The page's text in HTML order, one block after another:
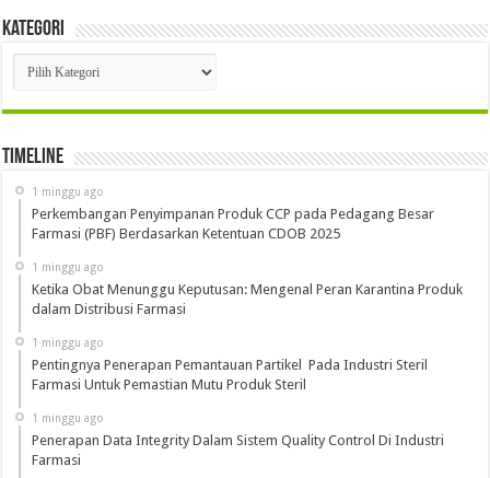
Kategori
Kategori
Timeline
1 minggu ago
Perkembangan Penyimpanan Produk CCP pada Pedagang Besar
Farmasi (PBF) Berdasarkan Ketentuan CDOB 2025
1 minggu ago
Ketika Obat Menunggu Keputusan: Mengenal Peran Karantina Produk
dalam Distribusi Farmasi
1 minggu ago
Pentingnya Penerapan Pemantauan Partikel Pada Industri Steril
Farmasi Untuk Pemastian Mutu Produk Steril
1 minggu ago
Penerapan Data Integrity Dalam Sistem Quality Control Di Industri
Farmasi